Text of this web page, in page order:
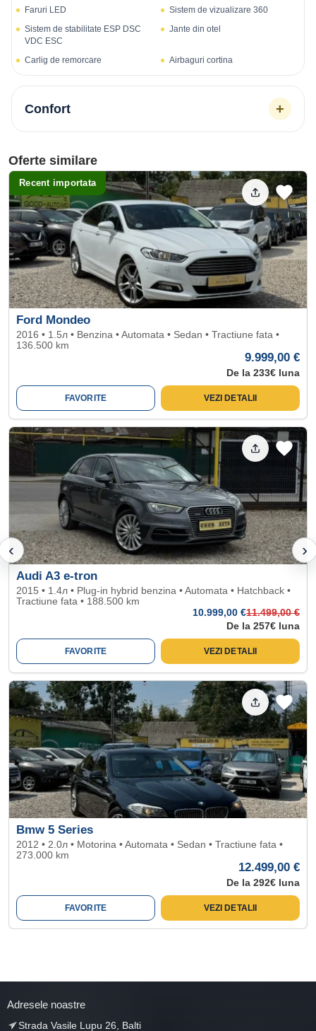
Faruri LED
Sistem de vizualizare 360
Sistem de stabilitate ESP DSC
VDC ESC
Jante din otel
Carlig de remorcare Airbaguri cortina
Confort +
Oferte similare
‹ ›
Recent importata
Ford Mondeo
2016 • 1.5л • Benzina • Automata • Sedan • Tractiune fata •
136.500 km
9.999,00 €
De la 233€ luna
FAVORITE VEZI DETALII
Audi A3 e-tron
2015 • 1.4л • Plug-in hybrid benzina • Automata • Hatchback •
Tractiune fata • 188.500 km
10.999,00 €11.499,00 €
De la 257€ luna
FAVORITE VEZI DETALII
Bmw 5 Series
2012 • 2.0л • Motorina • Automata • Sedan • Tractiune fata •
273.000 km
12.499,00 €
De la 292€ luna
FAVORITE VEZI DETALII
Adresele noastre
Strada Vasile Lupu 26, Balti